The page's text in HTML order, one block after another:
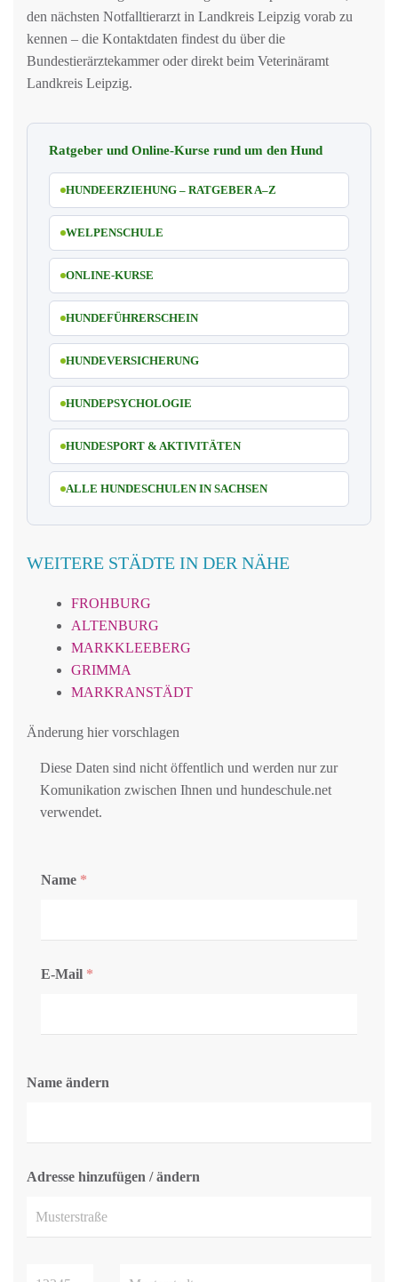
den nächsten Notfalltierarzt in Landkreis Leipzig vorab zu
kennen – die Kontaktdaten findest du über die
Bundestierärztekammer oder direkt beim Veterinäramt
Landkreis Leipzig.
Ratgeber und Online-Kurse rund um den Hund
HUNDEERZIEHUNG – RATGEBER A–Z
WELPENSCHULE
ONLINE-KURSE
HUNDEFÜHRERSCHEIN
HUNDEVERSICHERUNG
HUNDEPSYCHOLOGIE
HUNDESPORT & AKTIVITÄTEN
ALLE HUNDESCHULEN IN SACHSEN
WEITERE STÄDTE IN DER NÄHE
FROHBURG
ALTENBURG
MARKKLEEBERG
GRIMMA
MARKRANSTÄDT
Änderung hier vorschlagen
Diese Daten sind nicht öffentlich und werden nur zur
Komunikation zwischen Ihnen und hundeschule.net
verwendet.
Name *
E-Mail *
Name ändern
Adresse hinzufügen / ändern